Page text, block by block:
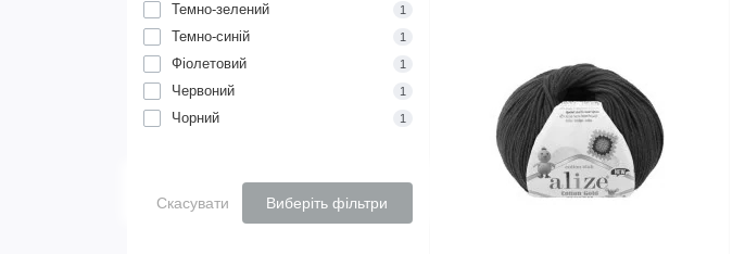
Темно-зелений 1
Темно-синій 1
Фіолетовий 1
Червоний 1
Чорний 1
Скасувати Виберіть фільтри